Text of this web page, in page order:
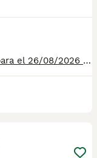
Próxima camada nacimiento previsto para el 26/08/2026 ,su padre tiene 35 títulos de belleza incluido el actual campeón del mundo,la madre es campeona de España y campeona joven del club del dogo alemán del 2025